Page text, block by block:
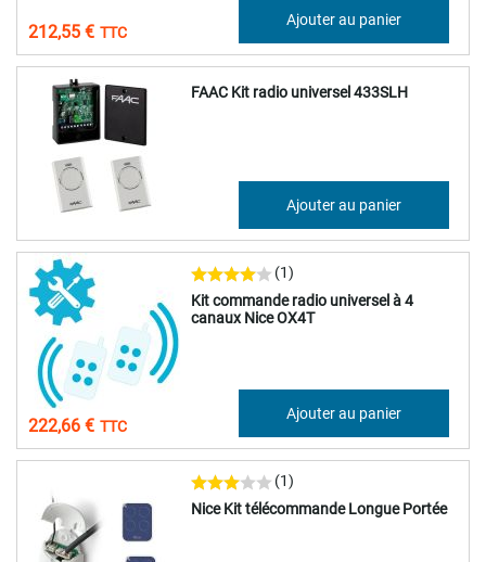
212,55 €
Ajouter au panier
FAAC Kit radio universel 433SLH
374,32 €
311,93 € Ajouter au panier
Kit commande radio universel à 4
canaux Nice OX4T
(1)
222,66 €
185,55 € Ajouter au panier
Nice Kit télécommande Longue Portée
(1)